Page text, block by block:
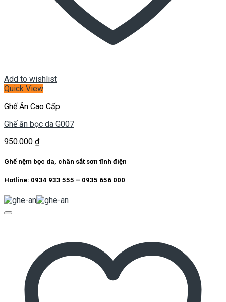
Add to wishlist
Quick View
Ghế Ăn Cao Cấp
Ghế ăn bọc da G007
950.000 ₫
Ghế nệm bọc da, chân sắt sơn tĩnh điện
Hotline: 0934 933 555 – 0935 656 000